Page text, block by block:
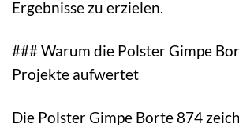
Ergebnisse zu erzielen.
### Warum die Polster Gimpe
Projekte aufwertet
Die Polster Gimpe Borte 874